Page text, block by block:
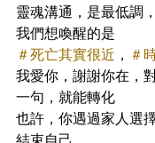
靈魂溝通，是最低調
我們想喚醒的是
＃死亡其實很近 ， ＃
我愛你，謝謝你在，
一句，就能轉化
也許，你遇過家人選